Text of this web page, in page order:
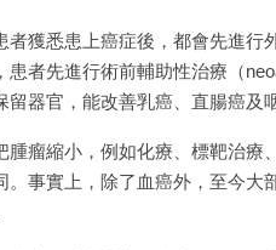
獲悉患上癌症後，都會先進行
者先進行術前輔助性治療（
器官，能改善乳癌、直腸癌及
瘤縮小，例如化療、標靶治療
事實上，除了血癌外，至今大